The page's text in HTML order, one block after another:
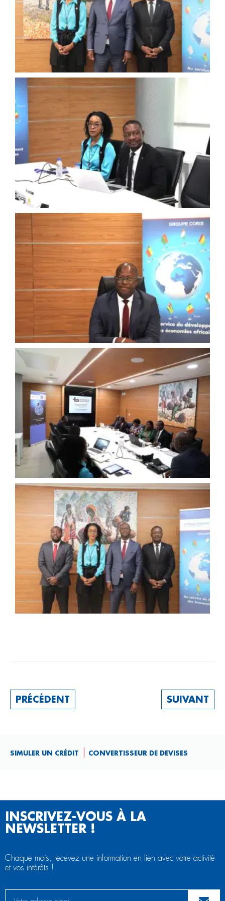
PRÉCÉDENT SUIVANT
SIMULER UN CRÉDIT CONVERTISSEUR DE DEVISES
INSCRIVEZ-VOUS À LA
NEWSLETTER !
Chaque mois, recevez une information en lien avec votre activité
et vos intérêts !